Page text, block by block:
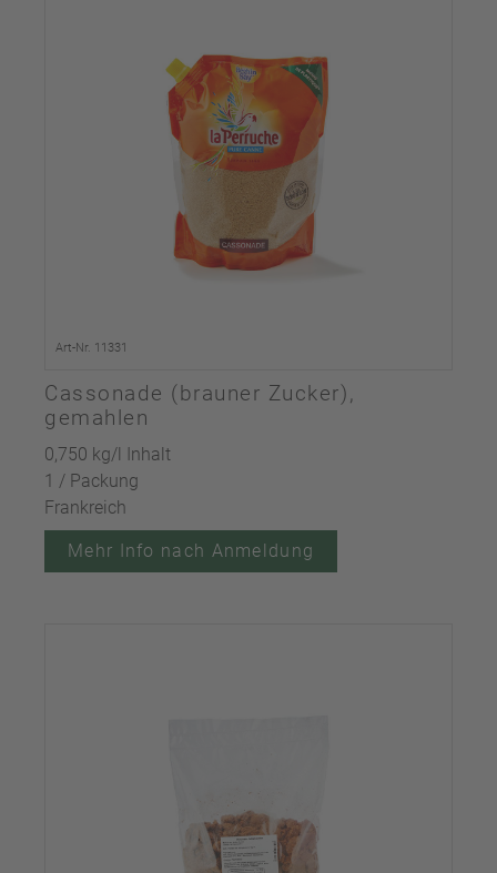
Art-Nr. 11331
Cassonade (brauner Zucker),
gemahlen
0,750 kg/l Inhalt
1 / Packung
Frankreich
Mehr Info nach Anmeldung